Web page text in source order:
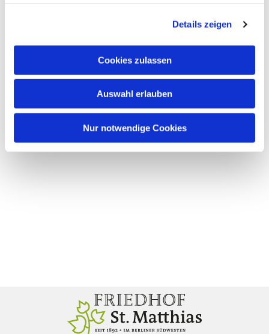
Details zeigen
Cookies zulassen
Auswahl erlauben
Nur notwendige Cookies